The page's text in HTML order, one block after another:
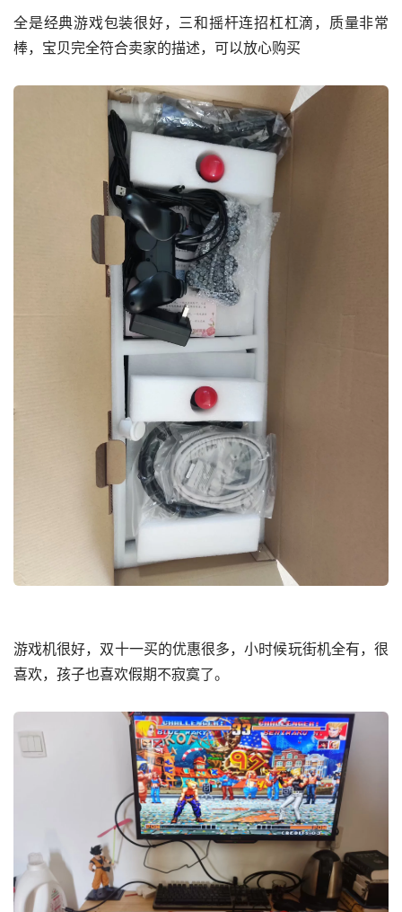
全是经典游戏包装很好，三和摇杆连招杠杠滴，质量非常
棒，宝贝完全符合卖家的描述，可以放心购买
游戏机很好，双十一买的优惠很多，小时候玩街机全有，很
喜欢，孩子也喜欢假期不寂寞了。